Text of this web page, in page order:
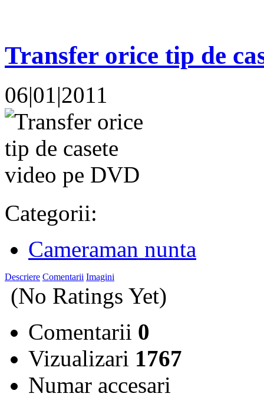
Transfer orice tip de
06|01|2011
Categorii:
Cameraman nunta
Descriere Comentarii Imagini
(No Ratings Yet)
Comentarii 0
Vizualizari 1767
Numar accesari